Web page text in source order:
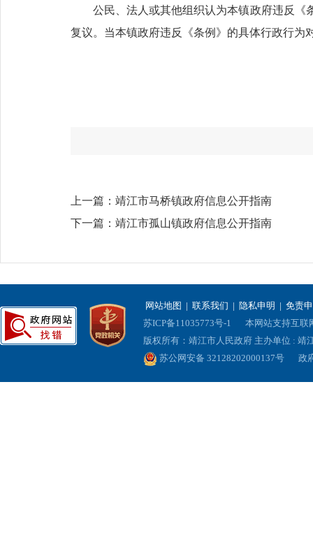
公民、法人或其他组织认为本镇政府违反《
复议。当本镇政府违反《条例》的具体行政行为
上一篇： 靖江市马桥镇政府信息公开指南
下一篇： 靖江市孤山镇政府信息公开指南
网站地图 | 联系我们 | 隐私申明 | 免责
苏ICP备11035773号-1
本网站支持互联
版权所有：靖江市人民政府 主办单位 : 靖
苏公网安备 32128202000137号
政